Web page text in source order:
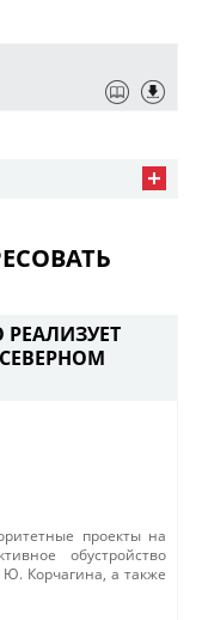
проекты на
обустройство
Корчагина, а также